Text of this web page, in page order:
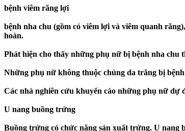
bệnh viêm răng lợi
bệnh nha chu (gồm có viêm lợi và viêm quanh
hoàn.
Phát hiện cho thấy những phụ nữ bị bệnh nha chu
Những phụ nữ không thuộc chủng da trắng bị
Các nhà nghiên cứu khuyến cáo những phụ nữ dự
U nang buồng trứng
Buồng trứng có chức năng sản xuất trứng. U